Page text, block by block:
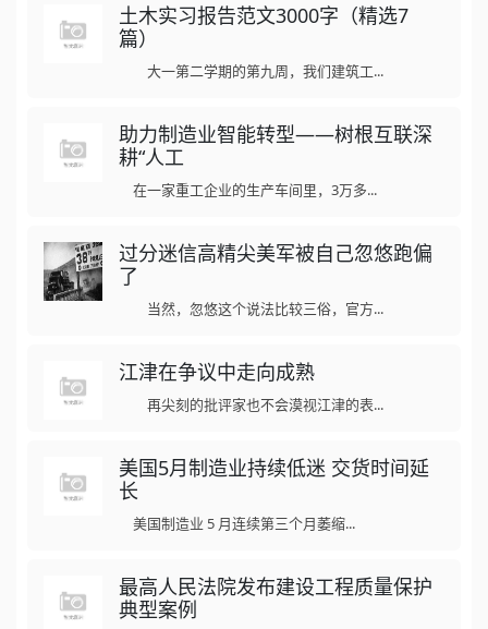
土木实习报告范文3000字（精选7
篇）
大一第二学期的第九周，我们建筑工...
助力制造业智能转型——树根互联深
耕“人工
在一家重工企业的生产车间里，3万多...
过分迷信高精尖美军被自己忽悠跑偏
了
当然，忽悠这个说法比较三俗，官方...
江津在争议中走向成熟
再尖刻的批评家也不会漠视江津的表...
美国5月制造业持续低迷 交货时间延
长
美国制造业 5 月连续第三个月萎缩...
最高人民法院发布建设工程质量保护
典型案例